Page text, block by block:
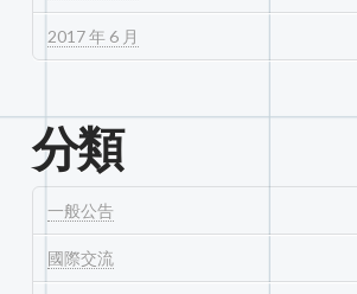
2017 年 6 月
分類
一般公告
國際交流